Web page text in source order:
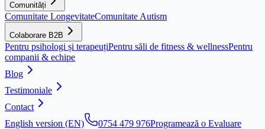
Comunități
Comunitate LongevitateComunitate Autism
Colaborare B2B
Pentru psihologi și terapeuțiPentru săli de fitness & wellnessPentru
companii & echipe
Blog
Testimoniale
Contact
English version (EN)
0754 479 976Programează o Evaluare